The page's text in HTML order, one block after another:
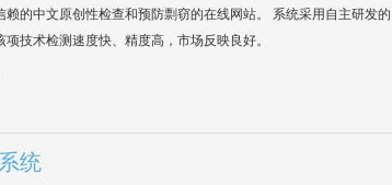
的中文原创性检查和预防剽窃的在线网站。 系统采用自主研发的
技术检测速度快、精度高，市场反映良好。
统